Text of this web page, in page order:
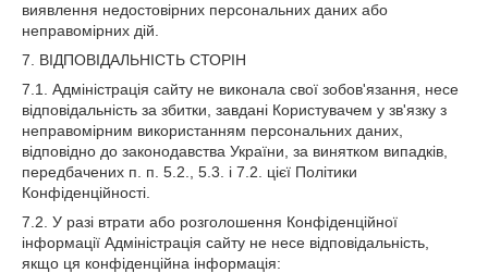
виявлення недостовірних персональних даних або
неправомірних дій.
7. ВІДПОВІДАЛЬНІСТЬ СТОРІН
7.1. Адміністрація сайту не виконала свої зобов'язання, несе
відповідальність за збитки, завдані Користувачем у зв'язку з
неправомірним використанням персональних даних,
відповідно до законодавства України, за винятком випадків,
передбачених п. п. 5.2., 5.3. і 7.2. цієї Політики
Конфіденційності.
7.2. У разі втрати або розголошення Конфіденційної
інформації Адміністрація сайту не несе відповідальність,
якщо ця конфіденційна інформація: